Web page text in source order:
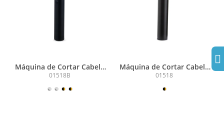
Máquina de Cortar Cabelo
Recarregável
01518B
Máquina de Cortar Cabelo
Recarregável
01518